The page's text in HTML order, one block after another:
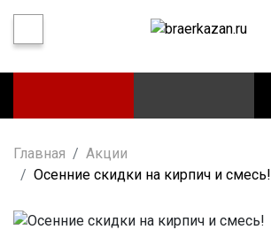
Главная
Акции
Осенние скидки на кирпич и смесь!